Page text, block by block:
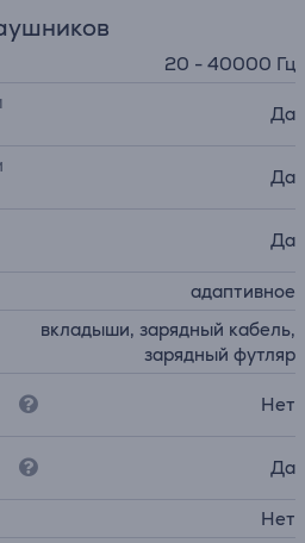
20 - 40000 Гц
Да
Да
Да
адаптивное
вкладыши, зарядный кабель,
зарядный футляр
Нет
Да
Нет